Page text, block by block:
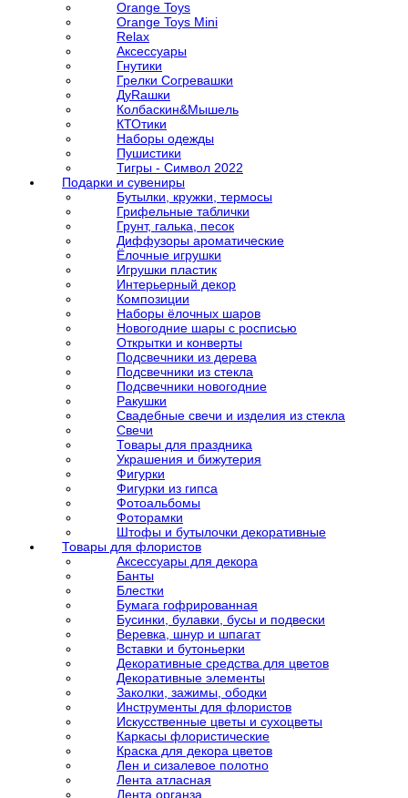
Orange Toys
Orange Toys Mini
Relax
Аксессуары
Гнутики
Грелки Согревашки
ДуRашки
Колбаскин&Мышель
КТОтики
Наборы одежды
Пушистики
Тигры - Символ 2022
Подарки и сувениры
Бутылки, кружки, термосы
Грифельные таблички
Грунт, галька, песок
Диффузоры ароматические
Ёлочные игрушки
Игрушки пластик
Интерьерный декор
Композиции
Наборы ёлочных шаров
Новогодние шары с росписью
Открытки и конверты
Подсвечники из дерева
Подсвечники из стекла
Подсвечники новогодние
Ракушки
Свадебные свечи и изделия из стекла
Свечи
Товары для праздника
Украшения и бижутерия
Фигурки
Фигурки из гипса
Фотоальбомы
Фоторамки
Штофы и бутылочки декоративные
Товары для флористов
Аксессуары для декора
Банты
Блестки
Бумага гофрированная
Бусинки, булавки, бусы и подвески
Веревка, шнур и шпагат
Вставки и бутоньерки
Декоративные средства для цветов
Декоративные элементы
Заколки, зажимы, ободки
Инструменты для флористов
Искусственные цветы и сухоцветы
Каркасы флористические
Краска для декора цветов
Лен и сизалевое полотно
Лента атласная
Лента органза